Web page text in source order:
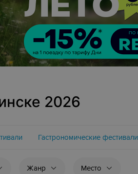
2026
Гастрономические фестивали
Жанр Место